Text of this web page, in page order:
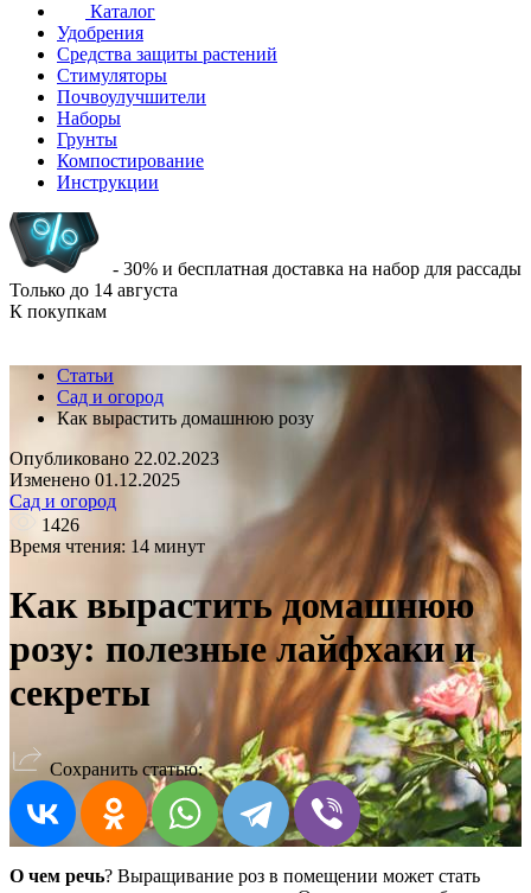
Каталог
Удобрения
Средства защиты растений
Стимуляторы
Почвоулучшители
Наборы
Грунты
Компостирование
Инструкции
- 30% и бесплатная доставка на набор для рассады
Только до 14 августа
К покупкам
Статьи
Сад и огород
Как вырастить домашнюю розу
Опубликовано 22.02.2023
Изменено 01.12.2025
Сад и огород
1426
Время чтения: 14 минут
Как вырастить домашнюю
розу: полезные лайфхаки и
секреты
Сохранить статью:
О чем речь? Выращивание роз в помещении может стать